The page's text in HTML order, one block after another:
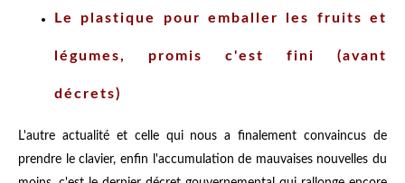
Le plastique pour emballer les fruits et
légumes, promis c'est fini (avant
décrets)
L'autre actualité et celle qui nous a finalement convaincus de
prendre le clavier, enfin l'accumulation de mauvaises nouvelles du